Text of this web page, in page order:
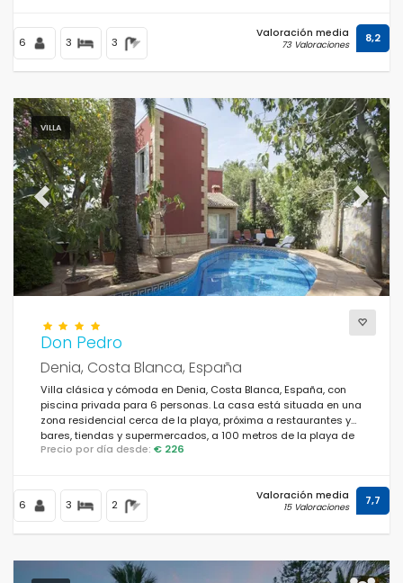
6 3 3
Valoración media
73 Valoraciones 8,2
VILLA
Previous Next
Don Pedro
Denia, Costa Blanca, España
Villa clásica y cómoda en Denia, Costa Blanca, España, con
piscina privada para 6 personas. La casa está situada en una
zona residencial cerca de la playa, próxima a restaurantes y
bares, tiendas y supermercados, a 100 metros de la playa de
Las Marinas, Denia, y a 0,1 km del Mediterráneo, Denia.
Precio por día desde: € 226
6 3 2
Valoración media
15 Valoraciones 7,7